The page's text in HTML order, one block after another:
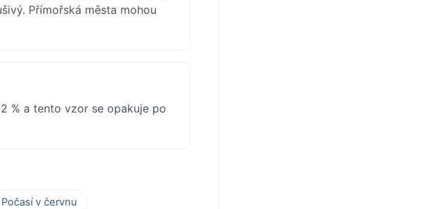
Přímořská města mohou
% a tento vzor se opakuje po
Počasí v červnu